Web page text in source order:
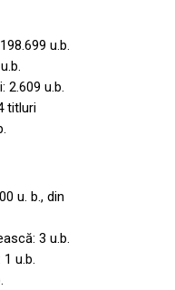
u.b.
2.609 u.b.
titluri
u. b., din
3 u.b.
u.b.